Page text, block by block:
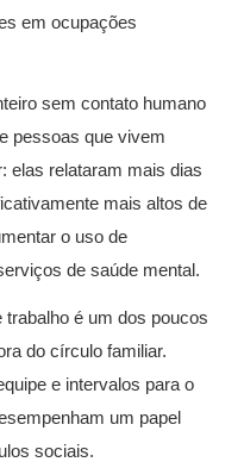
em ocupações
sem contato humano
pessoas que vivem
elas relataram mais dias
mais altos de
o uso de
de saúde mental.
é um dos poucos
do círculo familiar.
e intervalos para o
um papel
sociais.